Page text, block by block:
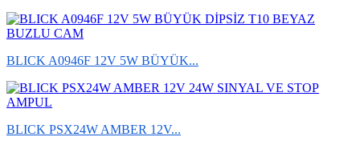
BLICK A0946F 12V 5W BÜYÜK...
BLICK PSX24W AMBER 12V...